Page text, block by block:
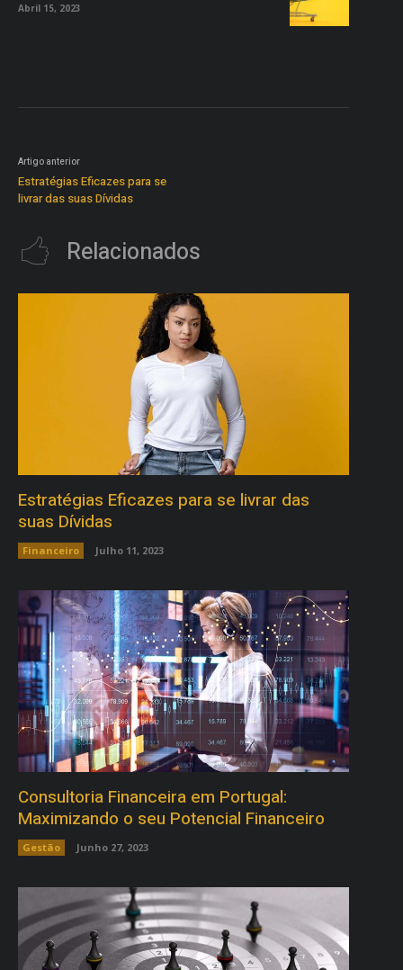
Abril 15, 2023
Artigo anterior
Estratégias Eficazes para se
livrar das suas Dívidas
Relacionados
Estratégias Eficazes para se livrar das
suas Dívidas
Financeiro Julho 11, 2023
Consultoria Financeira em Portugal:
Maximizando o seu Potencial Financeiro
Gestão Junho 27, 2023